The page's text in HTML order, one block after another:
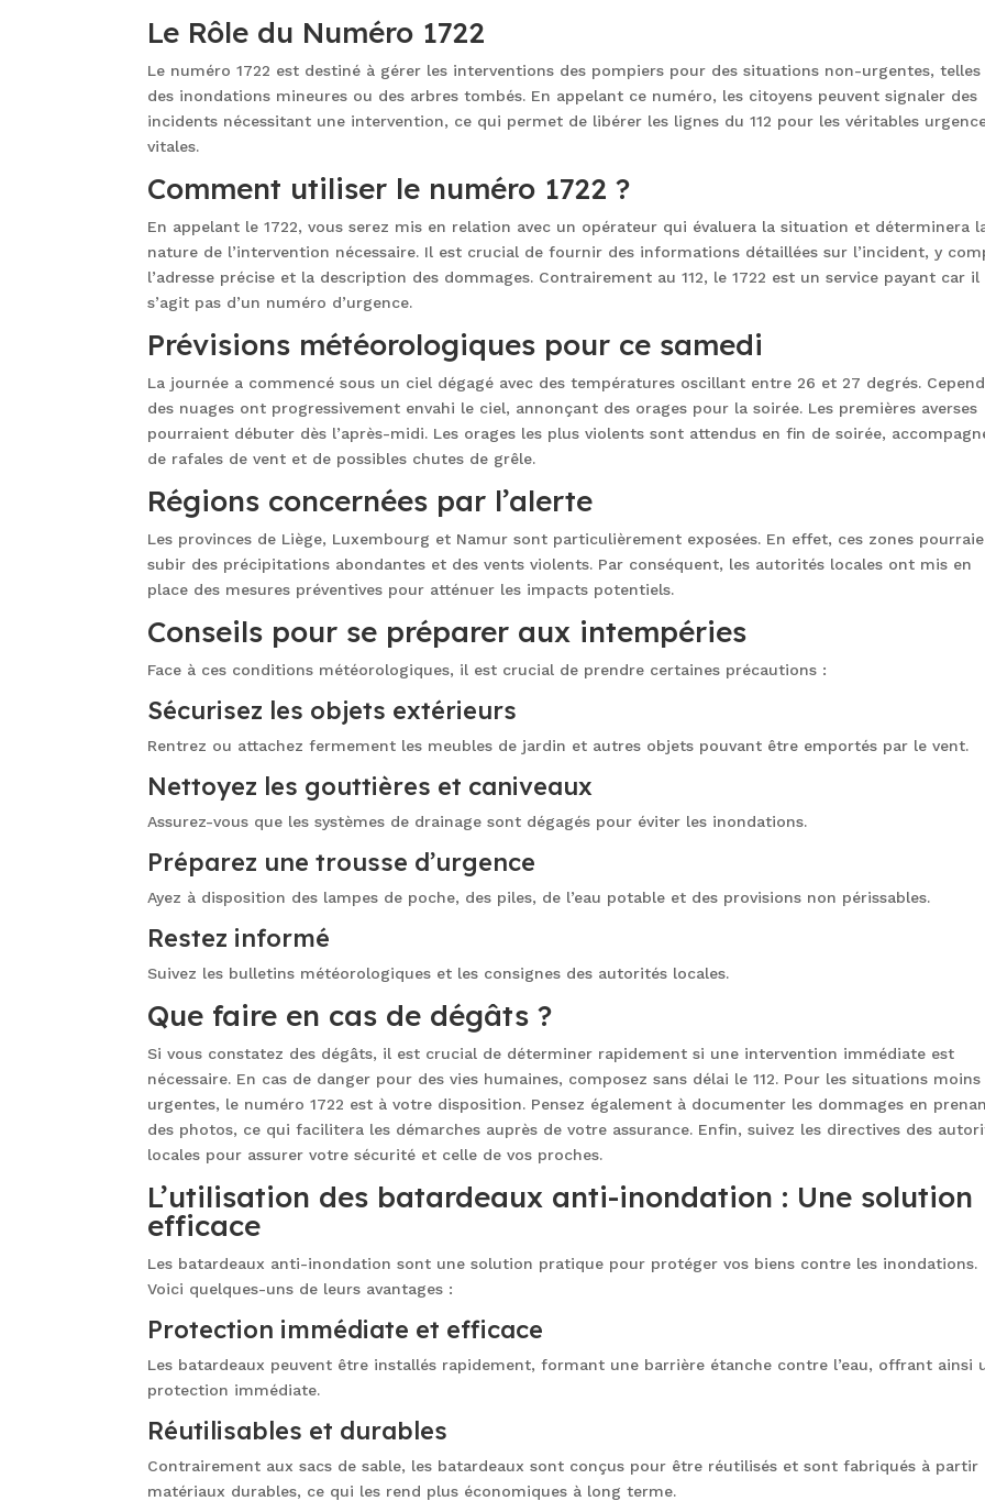
Le Rôle du Numéro 1722
Le numéro 1722 est destiné à gérer les interventions des pompiers pour des situations non-urgentes, telles
des inondations mineures ou des arbres tombés. En appelant ce numéro, les citoyens peuvent signaler des
incidents nécessitant une intervention, ce qui permet de libérer les lignes du 112 pour les véritables
vitales.
Comment utiliser le numéro 1722 ?
En appelant le 1722, vous serez mis en relation avec un opérateur qui évaluera la situation et déterminera
nature de l’intervention nécessaire. Il est crucial de fournir des informations détaillées sur l’incident, y
l’adresse précise et la description des dommages. Contrairement au 112, le 1722 est un service payant car il
s’agit pas d’un numéro d’urgence.
Prévisions météorologiques pour ce samedi
La journée a commencé sous un ciel dégagé avec des températures oscillant entre 26 et 27 degrés.
des nuages ont progressivement envahi le ciel, annonçant des orages pour la soirée. Les premières averses
pourraient débuter dès l’après-midi. Les orages les plus violents sont attendus en fin de soirée,
de rafales de vent et de possibles chutes de grêle.
Régions concernées par l’alerte
Les provinces de Liège, Luxembourg et Namur sont particulièrement exposées. En effet, ces zones
subir des précipitations abondantes et des vents violents. Par conséquent, les autorités locales ont mis en
place des mesures préventives pour atténuer les impacts potentiels.
Conseils pour se préparer aux intempéries
Face à ces conditions météorologiques, il est crucial de prendre certaines précautions :
Sécurisez les objets extérieurs
Rentrez ou attachez fermement les meubles de jardin et autres objets pouvant être emportés par le vent.
Nettoyez les gouttières et caniveaux
Assurez-vous que les systèmes de drainage sont dégagés pour éviter les inondations.
Préparez une trousse d’urgence
Ayez à disposition des lampes de poche, des piles, de l’eau potable et des provisions non périssables.
Restez informé
Suivez les bulletins météorologiques et les consignes des autorités locales.
Que faire en cas de dégâts ?
Si vous constatez des dégâts, il est crucial de déterminer rapidement si une intervention immédiate est
nécessaire. En cas de danger pour des vies humaines, composez sans délai le 112. Pour les situations moins
urgentes, le numéro 1722 est à votre disposition. Pensez également à documenter les dommages en
des photos, ce qui facilitera les démarches auprès de votre assurance. Enfin, suivez les directives des
locales pour assurer votre sécurité et celle de vos proches.
L’utilisation des batardeaux anti-inondation : Une solution
efficace
Les batardeaux anti-inondation sont une solution pratique pour protéger vos biens contre les inondations.
Voici quelques-uns de leurs avantages :
Protection immédiate et efficace
Les batardeaux peuvent être installés rapidement, formant une barrière étanche contre l’eau, offrant ainsi
protection immédiate.
Réutilisables et durables
Contrairement aux sacs de sable, les batardeaux sont conçus pour être réutilisés et sont fabriqués à partir
matériaux durables, ce qui les rend plus économiques à long terme.